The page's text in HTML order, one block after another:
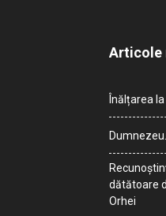
Articole
Înălțarea
dătătoare
Orhei